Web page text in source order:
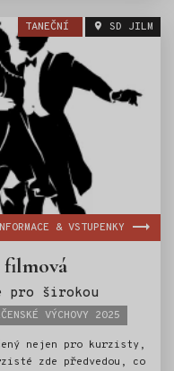
chování
přípravou pro vstup
TANEČNÍ SD JILM
filmová
pro širokou
VÝCHOVY 2025
nejen pro kurzisty,
zde předvedou, co
& VSTUPENKY